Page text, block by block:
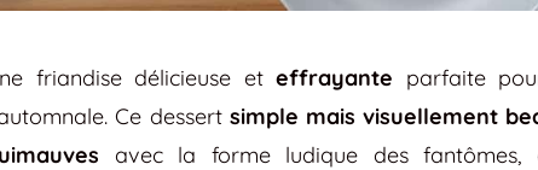
friandise délicieuse et effrayante parfaite
Ce dessert simple mais visuellement
avec la forme ludique des fantômes,